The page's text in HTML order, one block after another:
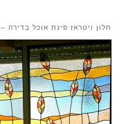
חלון ויטראז פינת אוכל בדירה – 2020